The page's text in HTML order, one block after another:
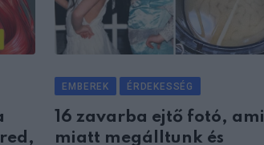
EMBEREK ÉRDEKESSÉG
16 zavarba ejtő fotó, ami
miatt megálltunk és